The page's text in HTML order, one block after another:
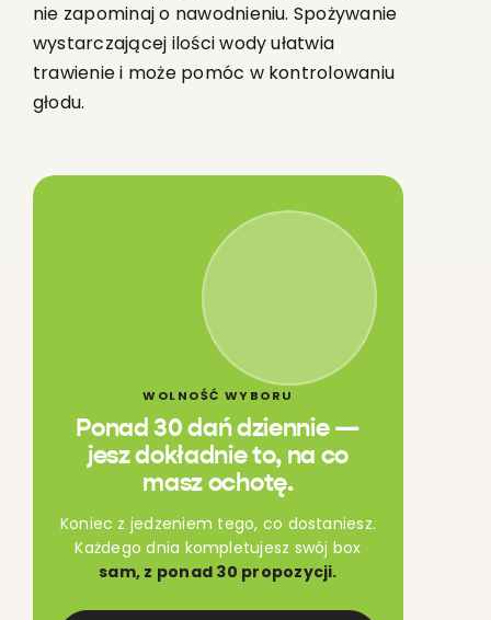
nie zapominaj o nawodnieniu. Spożywanie
wystarczającej ilości wody ułatwia
trawienie i może pomóc w kontrolowaniu
głodu.
WOLNOŚĆ WYBORU
Ponad 30 dań dziennie —
jesz dokładnie to, na co
masz ochotę.
Koniec z jedzeniem tego, co dostaniesz.
Każdego dnia kompletujesz swój box
sam, z ponad 30 propozycji.